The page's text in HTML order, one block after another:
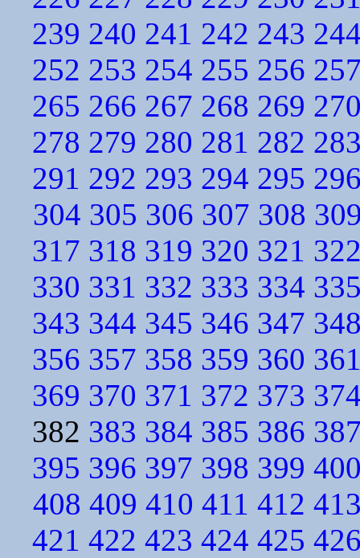
239 240 241 242 243
252 253 254 255 256
265 266 267 268 269
278 279 280 281 282
291 292 293 294 295
304 305 306 307 308
317 318 319 320 321
330 331 332 333 334
343 344 345 346 347
356 357 358 359 360
369 370 371 372 373
382 383 384 385 386
395 396 397 398 399
408 409 410 411 412
421 422 423 424 425